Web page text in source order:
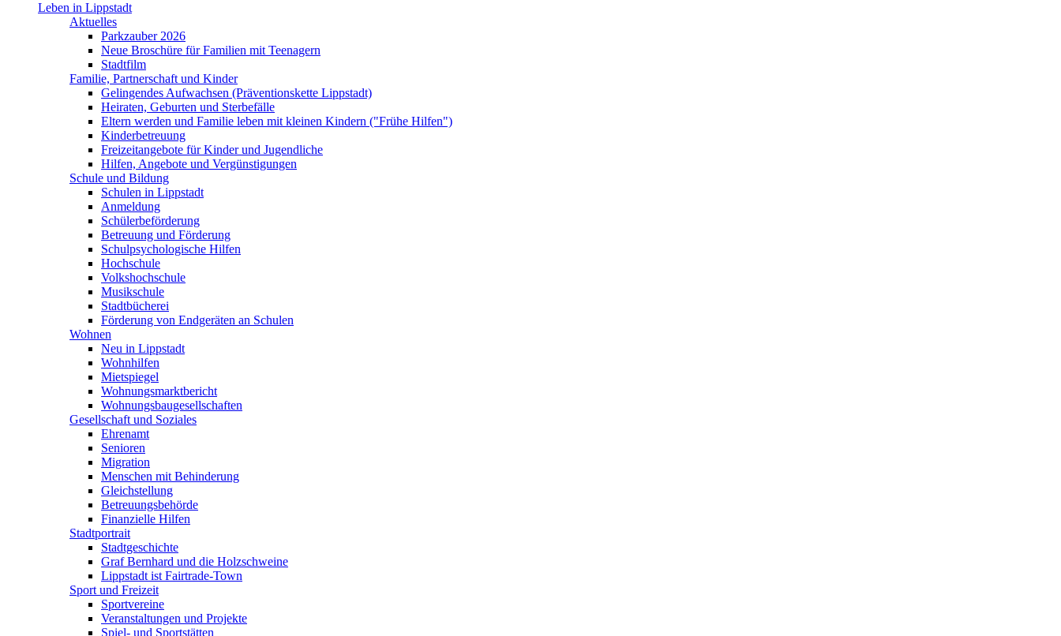
Leben in Lippstadt
Aktuelles
Parkzauber 2026
Neue Broschüre für Familien mit Teenagern
Stadtfilm
Familie, Partnerschaft und Kinder
Gelingendes Aufwachsen (Präventionskette Lippstadt)
Heiraten, Geburten und Sterbefälle
Eltern werden und Familie leben mit kleinen Kindern ("Frühe Hilfen")
Kinderbetreuung
Freizeitangebote für Kinder und Jugendliche
Hilfen, Angebote und Vergünstigungen
Schule und Bildung
Schulen in Lippstadt
Anmeldung
Schülerbeförderung
Betreuung und Förderung
Schulpsychologische Hilfen
Hochschule
Volkshochschule
Musikschule
Stadtbücherei
Förderung von Endgeräten an Schulen
Wohnen
Neu in Lippstadt
Wohnhilfen
Mietspiegel
Wohnungsmarktbericht
Wohnungsbaugesellschaften
Gesellschaft und Soziales
Ehrenamt
Senioren
Migration
Menschen mit Behinderung
Gleichstellung
Betreuungsbehörde
Finanzielle Hilfen
Stadtportrait
Stadtgeschichte
Graf Bernhard und die Holzschweine
Lippstadt ist Fairtrade-Town
Sport und Freizeit
Sportvereine
Veranstaltungen und Projekte
Spiel- und Sportstätten